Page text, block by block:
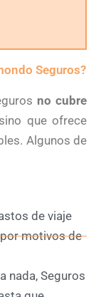
Seguros?
no cubre
que ofrece
Algunos de
de viaje
motivos de
nada, Seguros